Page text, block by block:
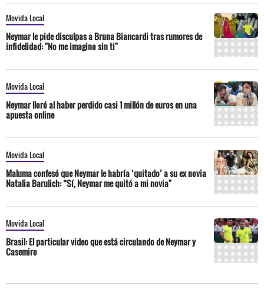
Movida Local
Neymar le pide disculpas a Bruna Biancardi tras rumores de
infidelidad: "No me imagino sin ti"
Movida Local
Neymar lloró al haber perdido casi 1 millón de euros en una
apuesta online
Movida Local
Maluma confesó que Neymar le habría ‘quitado’ a su ex novia
Natalia Barulich: “Sí, Neymar me quitó a mi novia"
Movida Local
Brasil: El particular video que está circulando de Neymar y
Casemiro